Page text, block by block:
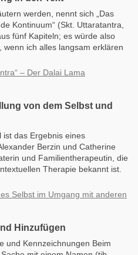
werden, nennt sich „Das
Kontinuum“ (Skt. Uttaratantra,
fünf Kapiteln; es würde also
ich alles langsam erklären
– Der Dalai Lama
von dem Selbst und
ist das Ergebnis eines
Berzin und Catherine
und Familientherapeutin, die
Therapie bekannt ist.
Selbst im Umgang mit anderen
Hinzufügen
und Kennzeichnungen Beim